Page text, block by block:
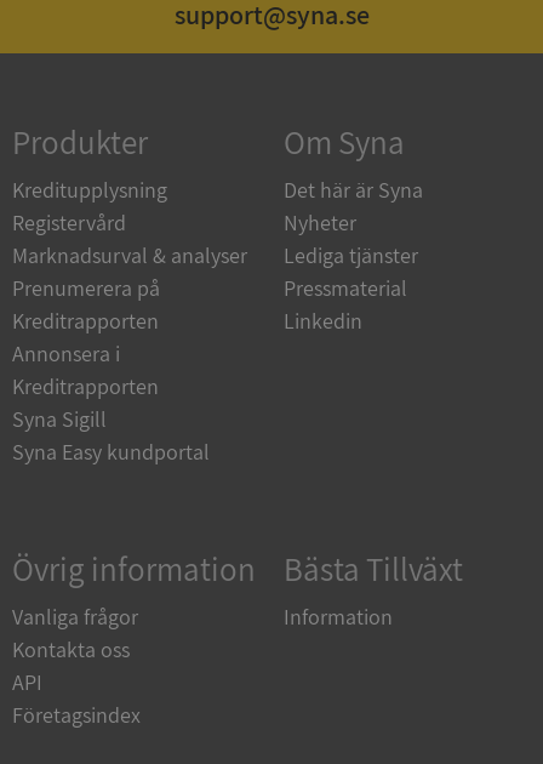
support@syna.se
Produkter
Kreditupplysning
Registervård
Marknadsurval & analyser
Prenumerera på
Kreditrapporten
Annonsera i
Kreditrapporten
Syna Sigill
Syna Easy kundportal
Om Syna
Det här är Syna
Nyheter
Lediga tjänster
Pressmaterial
Linkedin
Övrig information
Vanliga frågor
Kontakta oss
API
Företagsindex
Bästa Tillväxt
Information
Funktioner Oklassificerade
Strikt nödvändigt Prestanda
Oklassificerade
Strikt nödvändiga kakor tillåter
kärnwebbplatsfunktioner som användarinloggning
och kontohantering. Webbplatsen kan inte
användas ordentligt utan strikt nödvändiga cookies.
Namn
Privacy Policy